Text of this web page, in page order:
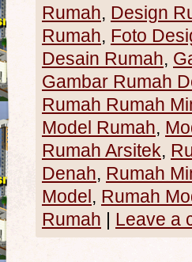
Rumah, Design
Rumah, Foto
Desain Rumah,
Gambar Rumah
Rumah Rumah
Model Rumah,
Rumah Arsitek,
Denah, Rumah
Model, Rumah
Rumah | Leave a